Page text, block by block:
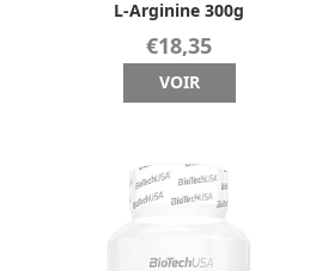
L-Arginine 300g
€18,35
VOIR